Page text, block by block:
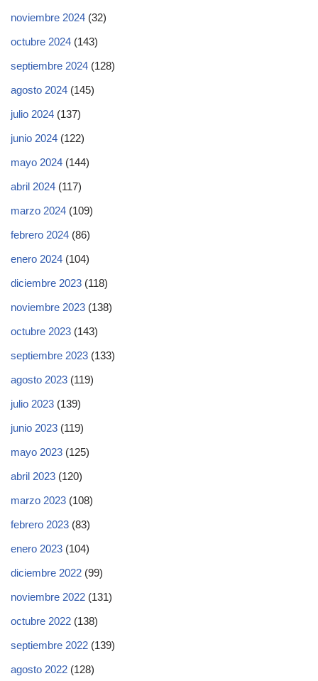
noviembre 2024 (32)
octubre 2024 (143)
septiembre 2024 (128)
agosto 2024 (145)
julio 2024 (137)
junio 2024 (122)
mayo 2024 (144)
abril 2024 (117)
marzo 2024 (109)
febrero 2024 (86)
enero 2024 (104)
diciembre 2023 (118)
noviembre 2023 (138)
octubre 2023 (143)
septiembre 2023 (133)
agosto 2023 (119)
julio 2023 (139)
junio 2023 (119)
mayo 2023 (125)
abril 2023 (120)
marzo 2023 (108)
febrero 2023 (83)
enero 2023 (104)
diciembre 2022 (99)
noviembre 2022 (131)
octubre 2022 (138)
septiembre 2022 (139)
agosto 2022 (128)